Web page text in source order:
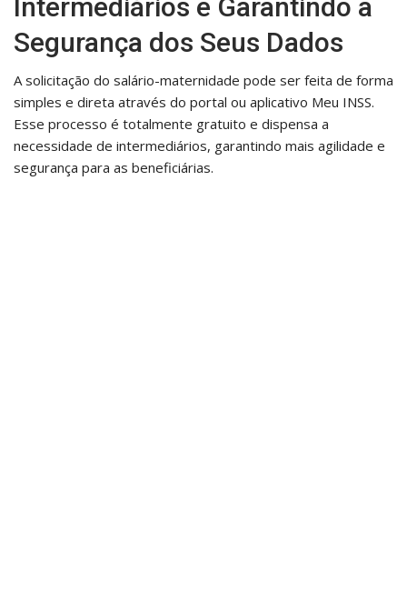
Intermediários e Garantindo a
Segurança dos Seus Dados
A solicitação do salário-maternidade pode ser feita de forma
simples e direta através do portal ou aplicativo Meu INSS.
Esse processo é totalmente gratuito e dispensa a
necessidade de intermediários, garantindo mais agilidade e
segurança para as beneficiárias.